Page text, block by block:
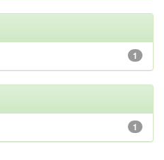
1
1